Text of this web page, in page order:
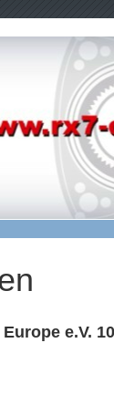
e.V.